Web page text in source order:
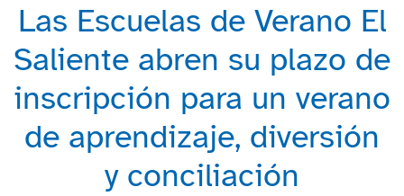
Las Escuelas de Verano El
Saliente abren su plazo de
inscripción para un verano
de aprendizaje, diversión
y conciliación